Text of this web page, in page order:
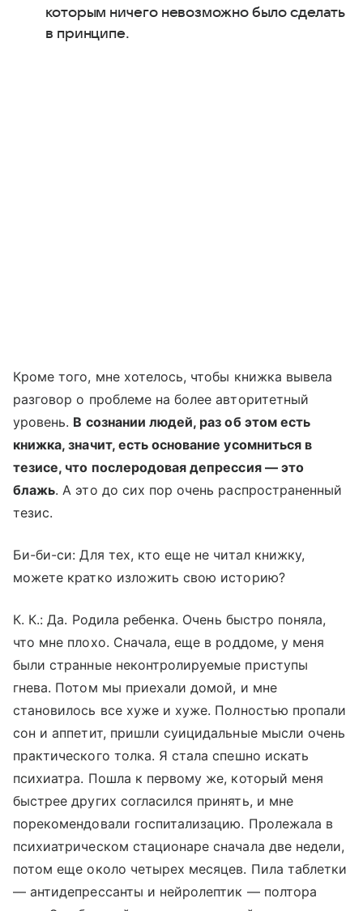
которым ничего невозможно было сделать
в принципе.
Кроме того, мне хотелось, чтобы книжка вывела
разговор о проблеме на более авторитетный
уровень. В сознании людей, раз об этом есть
книжка, значит, есть основание усомниться в
тезисе, что послеродовая депрессия — это
блажь. А это до сих пор очень распространенный
тезис.
Би-би-си: Для тех, кто еще не читал книжку,
можете кратко изложить свою историю?
К. К.: Да. Родила ребенка. Очень быстро поняла,
что мне плохо. Сначала, еще в роддоме, у меня
были странные неконтролируемые приступы
гнева. Потом мы приехали домой, и мне
становилось все хуже и хуже. Полностью пропали
сон и аппетит, пришли суицидальные мысли очень
практического толка. Я стала спешно искать
психиатра. Пошла к первому же, который меня
быстрее других согласился принять, и мне
порекомендовали госпитализацию. Пролежала в
психиатрическом стационаре сначала две недели,
потом еще около четырех месяцев. Пила таблетки
— антидепрессанты и нейролептик — полтора